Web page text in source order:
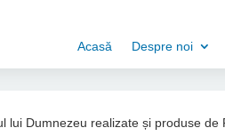
Acasă Despre noi
lui Dumnezeu realizate și produse